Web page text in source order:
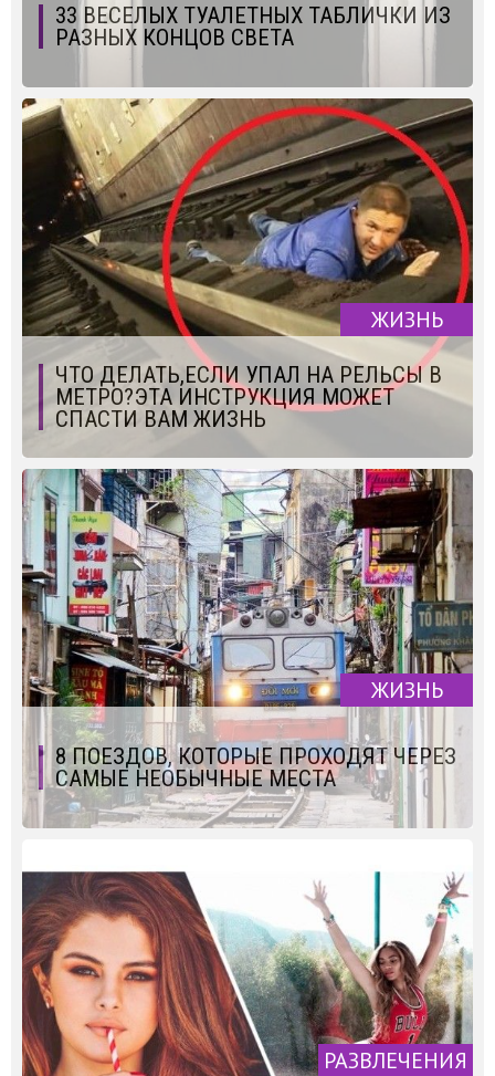
33 ВЕСЕЛЫХ ТУАЛЕТНЫХ ТАБЛИЧКИ ИЗ
РАЗНЫХ КОНЦОВ СВЕТА
ЖИЗНЬ
ЧТО ДЕЛАТЬ,ЕСЛИ УПАЛ НА РЕЛЬСЫ В
МЕТРО?ЭТА ИНСТРУКЦИЯ МОЖЕТ
СПАСТИ ВАМ ЖИЗНЬ
ЖИЗНЬ
8 ПОЕЗДОВ, КОТОРЫЕ ПРОХОДЯТ ЧЕРЕЗ
САМЫЕ НЕОБЫЧНЫЕ МЕСТА
РАЗВЛЕЧЕНИЯ